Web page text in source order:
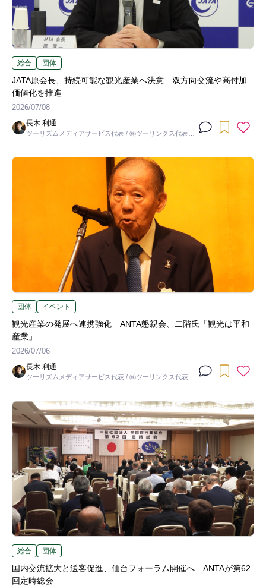
総合 団体
JATA原会長、持続可能な観光産業へ決意 双方向交流や高付加
価値化を推進
2026/07/08
長木 利通
ツーリズムメディアサービス代表 / ㈱ツーリンクス代表取
団体 イベント
観光産業の発展へ連携強化 ANTA懇親会、二階氏「観光は平和
産業」
2026/07/06
長木 利通
ツーリズムメディアサービス代表 / ㈱ツーリンクス代表取
総合 団体
国内交流拡大と送客促進、仙台フォーラム開催へ ANTAが第62
回定時総会